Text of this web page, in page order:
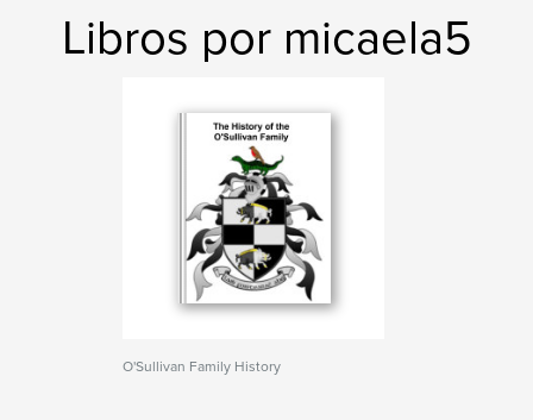
Libros por micaela5
O'Sullivan Family History